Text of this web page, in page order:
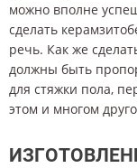
можно вполне
сделать
речь. Как же
должны быть
для стяжки пола,
этом и многом